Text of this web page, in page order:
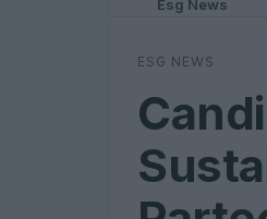
Esg News
ESG NEWS